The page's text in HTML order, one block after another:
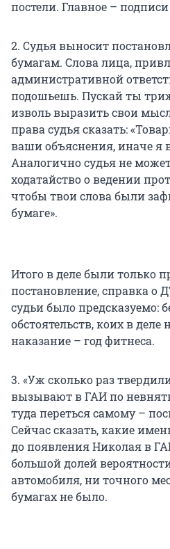
постели. Главное –
2. Судья выносит
бумагам. Слова лица,
административной
подошьешь. Пускай ты
изволь выразить свои
права судья сказать:
ваши объяснения, иначе я
Аналогично судья не
ходатайство о ведении
чтобы твои слова были
бумаге».
Итого в деле были только
постановление, справка о
судьи было предсказуемо:
обстоятельств, коих в
наказание – год фитнеса.
3. «Уж сколько раз
вызывают в ГАИ по
туда переться самому –
Сейчас сказать, какие
до появления Николая в
большой долей
автомобиля, ни точного
бумагах не было.